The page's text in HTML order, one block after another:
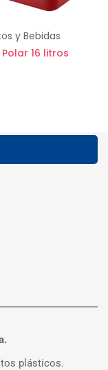
y Bebidas
16 litros
plásticos.